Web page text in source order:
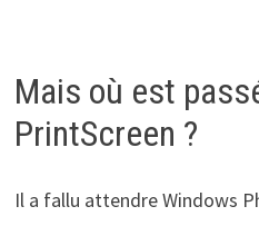
Mais où est
PrintScreen ?
Il a fallu attendre Windows